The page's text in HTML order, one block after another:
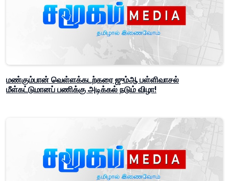
மண்கும்பான் வெள்ளக்கடற்கரை ஜும்ஆ பள்ளிவாசல்
மீள்கட்டுமானப் பணிக்கு அடிக்கல் நடும் விழா!